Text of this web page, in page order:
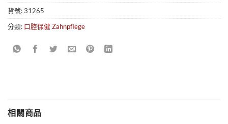
貨號:31265
分類: 口腔保健 Zahnpflege
相關商品